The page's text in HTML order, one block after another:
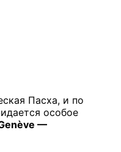
Пасха, и по
особое
—